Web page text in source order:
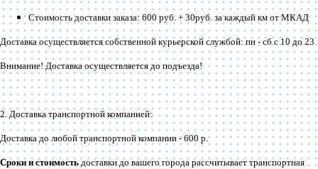
Стоимость доставки заказа: 600 руб. + 30руб. за каждый км от МКАД
Доставка осуществляется собственной курьерской службой: пн - сб с 10 до 23
Внимание! Доставка осуществляется до подъезда!
2. Доставка транспортной компанией:
Доставка до любой транспортной компании -600 р.
Сроки и стоимостьдоставки до вашего города рассчитывает транспортная